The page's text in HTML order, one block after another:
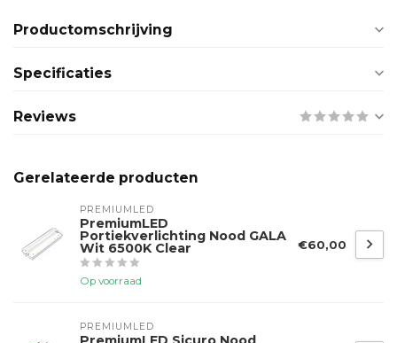
Productomschrijving
Specificaties
Reviews
Gerelateerde producten
PREMIUMLED
PremiumLED
Portiekverlichting Nood GALA
Wit 6500K Clear
Op voorraad
€60,00
PREMIUMLED